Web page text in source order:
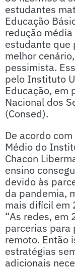
estudantes
Educação
redução
estudante que
melhor
pessimista.
pelo Instituto
Educação, em
Nacional dos
(Consed).
De acordo
Médio do
Chacon
ensino
devido às
da pandemia,
mais difícil em
“As redes, em
parcerias para
remoto. Então
estratégias
adicionais